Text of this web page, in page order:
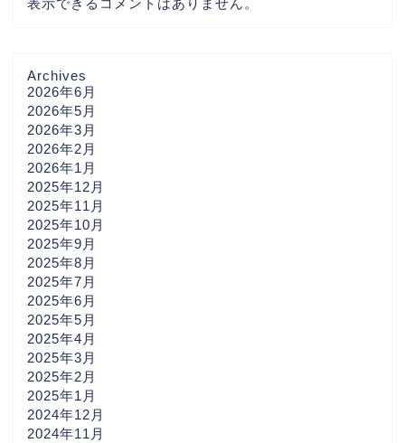
Archives
2026年6月
2026年5月
2026年3月
2026年2月
2026年1月
2025年12月
2025年11月
2025年10月
2025年9月
2025年8月
2025年7月
2025年6月
2025年5月
2025年4月
2025年3月
2025年2月
2025年1月
2024年12月
2024年11月